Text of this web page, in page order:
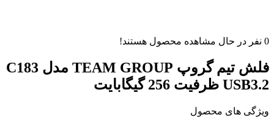
0 نفر در حال مشاهده محصول هستند!
فلش تیم گروپ TEAM GROUP مدل C183
USB3.2 ظرفیت 256 گیگابایت
ویژگی های محصول